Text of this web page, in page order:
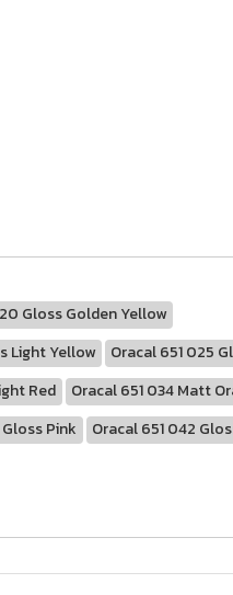
Gloss Golden Yellow
Light Yellow
Oracal 651 025
Red
Oracal 651 034 Matt
Pink
Oracal 651 042